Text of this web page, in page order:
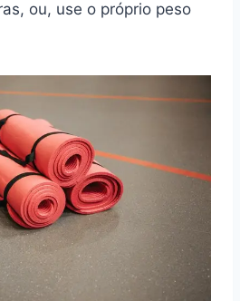
ou, use o próprio peso